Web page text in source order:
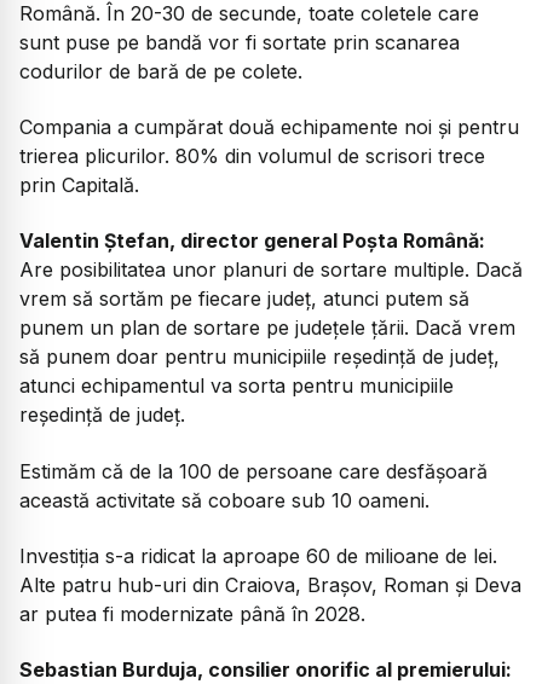
Română. În 20-30 de secunde, toate coletele care
sunt puse pe bandă vor fi sortate prin scanarea
codurilor de bară de pe colete.
Compania a cumpărat două echipamente noi și pentru
trierea plicurilor. 80% din volumul de scrisori trece
prin Capitală.
Valentin Ștefan, director general Poșta Română:
Are posibilitatea unor planuri de sortare multiple. Dacă
vrem să sortăm pe fiecare județ, atunci putem să
punem un plan de sortare pe județele țării. Dacă vrem
să punem doar pentru municipiile reședință de județ,
atunci echipamentul va sorta pentru municipiile
reședință de județ.
Estimăm că de la 100 de persoane care desfășoară
această activitate să coboare sub 10 oameni.
Investiția s-a ridicat la aproape 60 de milioane de lei.
Alte patru hub-uri din Craiova, Brașov, Roman și Deva
ar putea fi modernizate până în 2028.
Sebastian Burduja, consilier onorific al premierului: